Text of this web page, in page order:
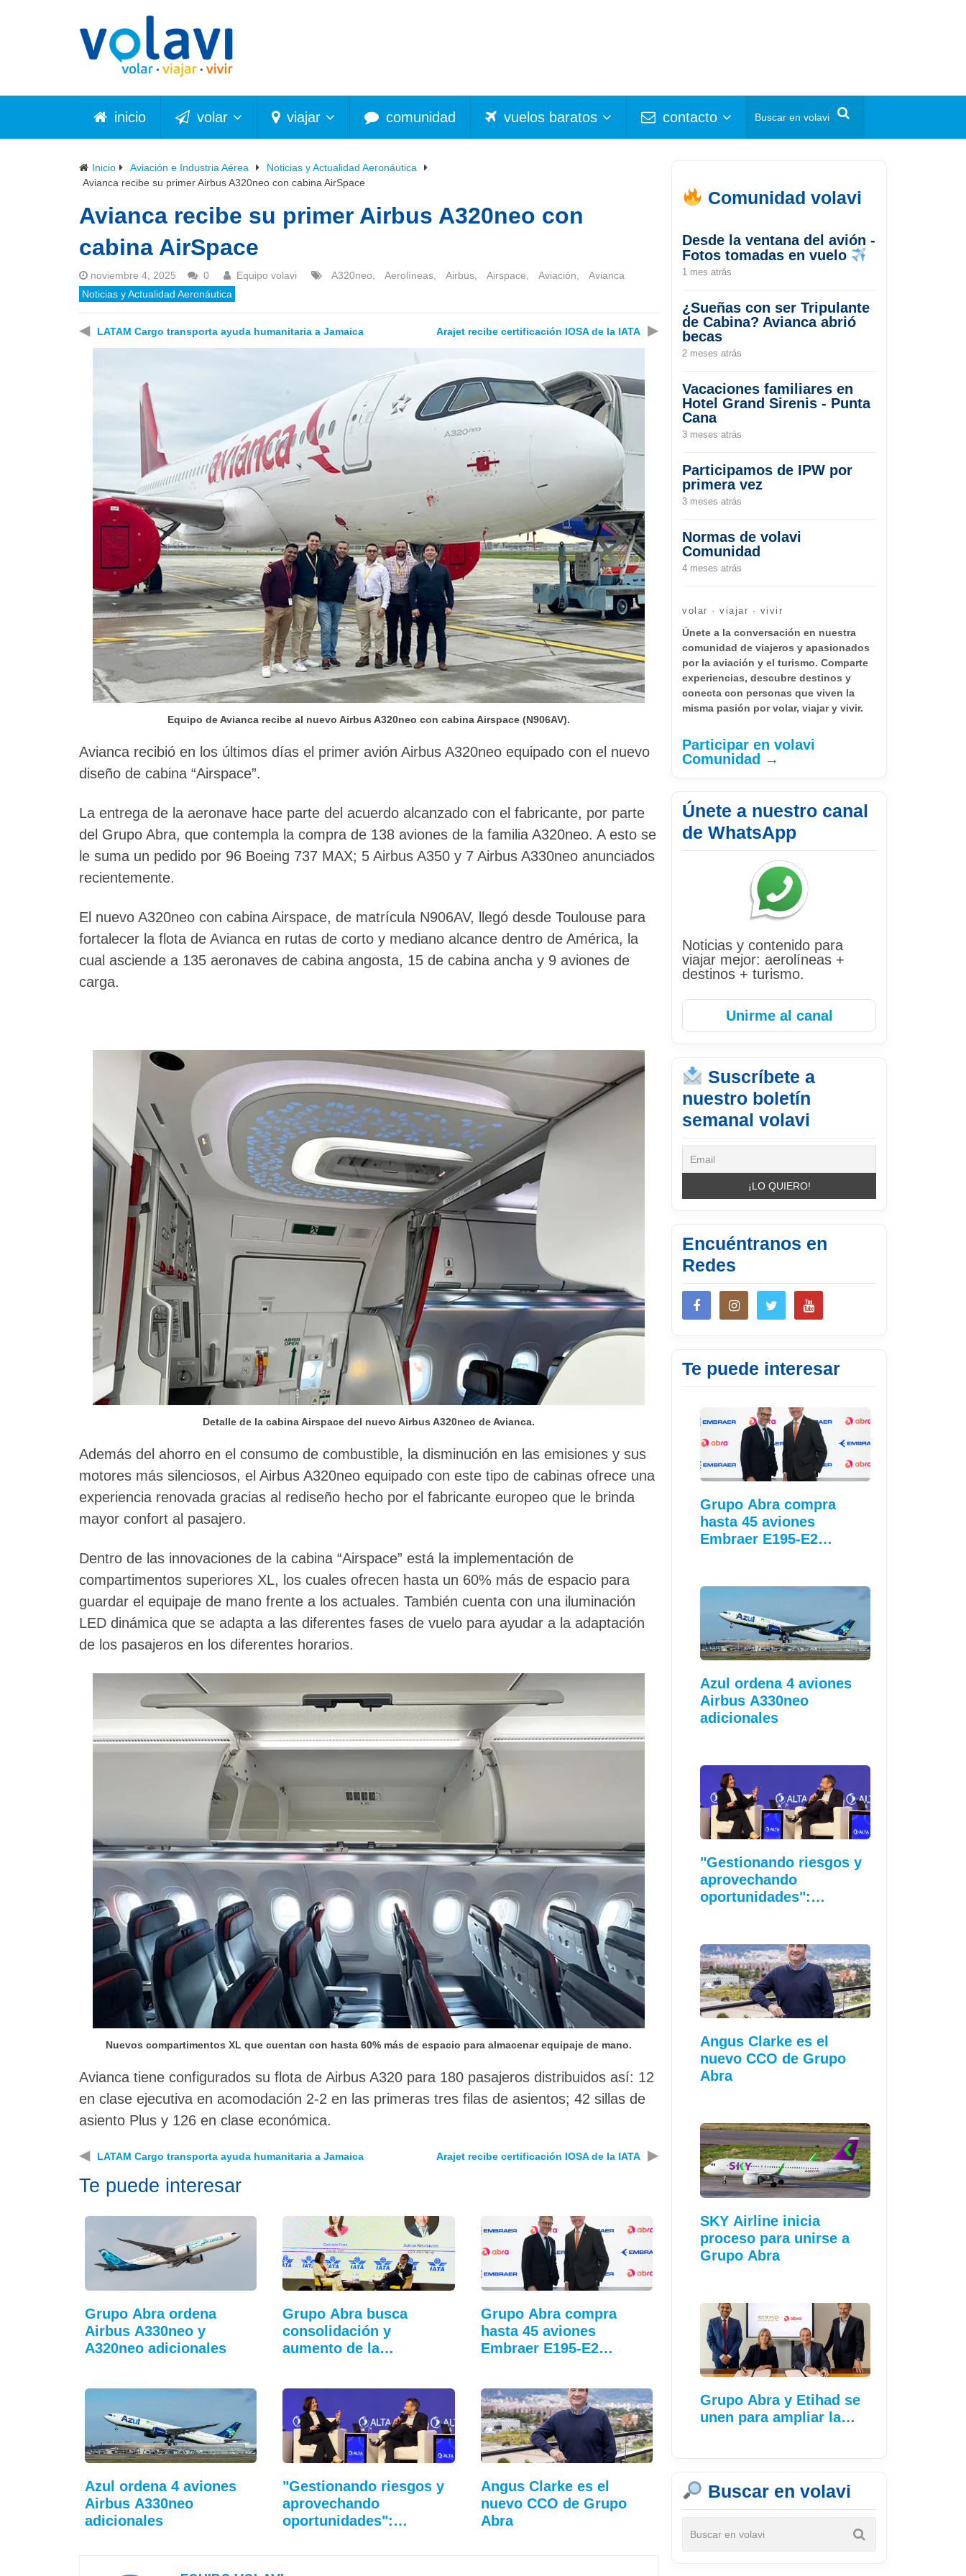
inicio volar viajar comunidad vuelos baratos contacto
Inicio Aviación e Industria Aérea
Noticias y Actualidad Aeronáutica
Avianca recibe su primer Airbus A320neo con cabina AirSpace
Avianca recibe su primer Airbus A320neo con
cabina AirSpace
noviembre 4, 2025 0 Equipo volavi A320neo Aerolíneas Airbus Airspace Aviación
Avianca
Noticias y Actualidad Aeronáutica
◀ LATAM Cargo transporta ayuda humanitaria a Jamaica Arajet recibe certificación IOSA de la IATA ▶
Equipo de Avianca recibe al nuevo Airbus A320neo con cabina Airspace (N906AV).
Avianca recibió en los últimos días el primer avión Airbus A320neo equipado con el nuevo
diseño de cabina “Airspace”.
La entrega de la aeronave hace parte del acuerdo alcanzado con el fabricante, por parte
del Grupo Abra, que contempla la compra de 138 aviones de la familia A320neo. A esto se
le suma un pedido por 96 Boeing 737 MAX; 5 Airbus A350 y 7 Airbus A330neo anunciados
recientemente.
El nuevo A320neo con cabina Airspace, de matrícula N906AV, llegó desde Toulouse para
fortalecer la flota de Avianca en rutas de corto y mediano alcance dentro de América, la
cual asciende a 135 aeronaves de cabina angosta, 15 de cabina ancha y 9 aviones de
carga.
Detalle de la cabina Airspace del nuevo Airbus A320neo de Avianca.
Además del ahorro en el consumo de combustible, la disminución en las emisiones y sus
motores más silenciosos, el Airbus A320neo equipado con este tipo de cabinas ofrece una
experiencia renovada gracias al rediseño hecho por el fabricante europeo que le brinda
mayor confort al pasajero.
Dentro de las innovaciones de la cabina “Airspace” está la implementación de
compartimentos superiores XL, los cuales ofrecen hasta un 60% más de espacio para
guardar el equipaje de mano frente a los actuales. También cuenta con una iluminación
LED dinámica que se adapta a las diferentes fases de vuelo para ayudar a la adaptación
de los pasajeros en los diferentes horarios.
Nuevos compartimentos XL que cuentan con hasta 60% más de espacio para almacenar equipaje de mano.
Avianca tiene configurados su flota de Airbus A320 para 180 pasajeros distribuidos así: 12
en clase ejecutiva en acomodación 2-2 en las primeras tres filas de asientos; 42 sillas de
asiento Plus y 126 en clase económica.
◀ LATAM Cargo transporta ayuda humanitaria a Jamaica Arajet recibe certificación IOSA de la IATA ▶
Te puede interesar
Grupo Abra ordena
Airbus A330neo y
A320neo adicionales
Grupo Abra busca
consolidación y
aumento de la
Grupo Abra compra
hasta 45 aviones
Embraer E195-E2…
Azul ordena 4 aviones
Airbus A330neo
adicionales
"Gestionando riesgos y
aprovechando
oportunidades":…
Angus Clarke es el
nuevo CCO de Grupo
Abra
Comunidad volavi
Desde la ventana del avión -
Fotos tomadas en vuelo
1 mes atrás
¿Sueñas con ser Tripulante
de Cabina? Avianca abrió
becas
2 meses atrás
Vacaciones familiares en
Hotel Grand Sirenis - Punta
Cana
3 meses atrás
Participamos de IPW por
primera vez
3 meses atrás
Normas de volavi
Comunidad
4 meses atrás
volar · viajar · vivir
Únete a la conversación en nuestra
comunidad de viajeros y apasionados
por la aviación y el turismo. Comparte
experiencias, descubre destinos y
conecta con personas que viven la
misma pasión por volar, viajar y vivir.
Participar en volavi
Comunidad →
Únete a nuestro canal
de WhatsApp
Noticias y contenido para
viajar mejor: aerolíneas +
destinos + turismo.
Unirme al canal
Suscríbete a
nuestro boletín
semanal volavi
Encuéntranos en
Redes
Te puede interesar
Grupo Abra compra
hasta 45 aviones
Embraer E195-E2…
Azul ordena 4 aviones
Airbus A330neo
adicionales
"Gestionando riesgos y
aprovechando
oportunidades":…
Angus Clarke es el
nuevo CCO de Grupo
Abra
SKY Airline inicia
proceso para unirse a
Grupo Abra
Grupo Abra y Etihad se
unen para ampliar la…
Buscar en volavi